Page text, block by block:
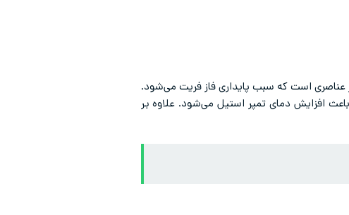
عناصری است که سبب پایداری فاز فریت می‌شود.
افزایش دمای تمپر استیل می‌شود. علاوه بر